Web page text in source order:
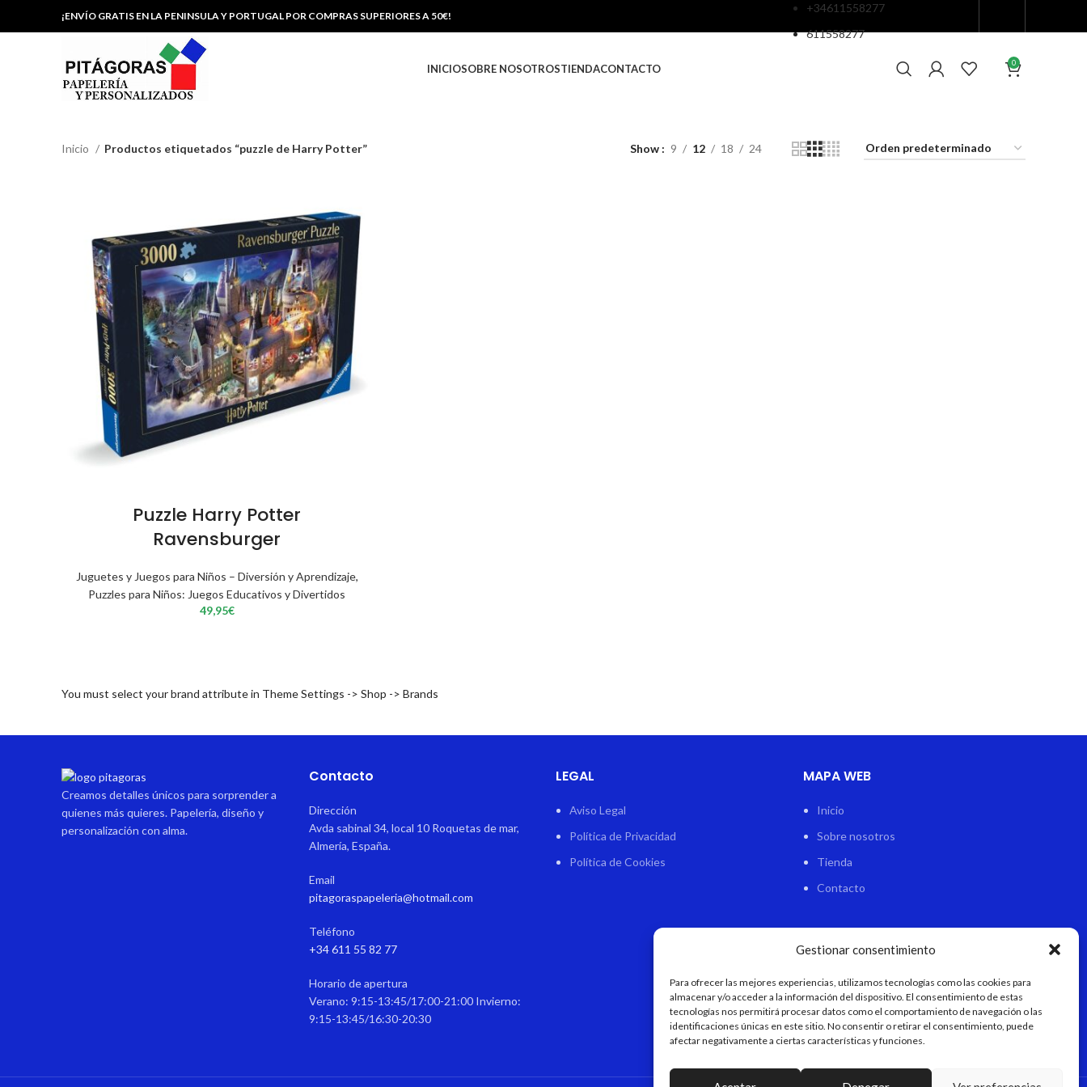
Gestionar consentimiento
Para ofrecer las mejores experiencias, utilizamos tecnologías como las cookies para
almacenar y/o acceder a la información del dispositivo. El consentimiento de estas
tecnologías nos permitirá procesar datos como el comportamiento de navegación o las
identificaciones únicas en este sitio. No consentir o retirar el consentimiento, puede
afectar negativamente a ciertas características y funciones.
¡ENVÍO GRATIS EN LA PENINSULA Y PORTUGAL POR COMPRAS SUPERIORES A 50€!
+34611558277
611558277
INICIOSOBRE NOSOTROSTIENDACONTACTO 0
Inicio Productos etiquetados “puzzle de Harry Potter” Show 9 12 18 24
Puzzle Harry Potter
Ravensburger
Juguetes y Juegos para Niños – Diversión y Aprendizaje,
Puzzles para Niños: Juegos Educativos y Divertidos
49,95€
You must select your brand attribute in Theme Settings -> Shop -> Brands
Creamos detalles únicos para sorprender a
quienes más quieres. Papelería, diseño y
personalización con alma.
Contacto
Dirección
Avda sabinal 34, local 10 Roquetas de mar,
Almería, España.
Email
pitagoraspapeleria@hotmail.com
Teléfono
+34 611 55 82 77
Horario de apertura
Verano: 9:15-13:45/17:00-21:00 Invierno:
9:15-13:45/16:30-20:30
LEGAL
Aviso Legal
Política de Privacidad
Política de Cookies
MAPA WEB
Inicio
Sobre nosotros
Tienda
Contacto